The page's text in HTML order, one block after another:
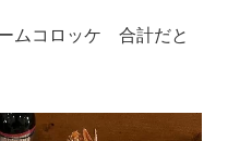
ムコロッケ 合計だと